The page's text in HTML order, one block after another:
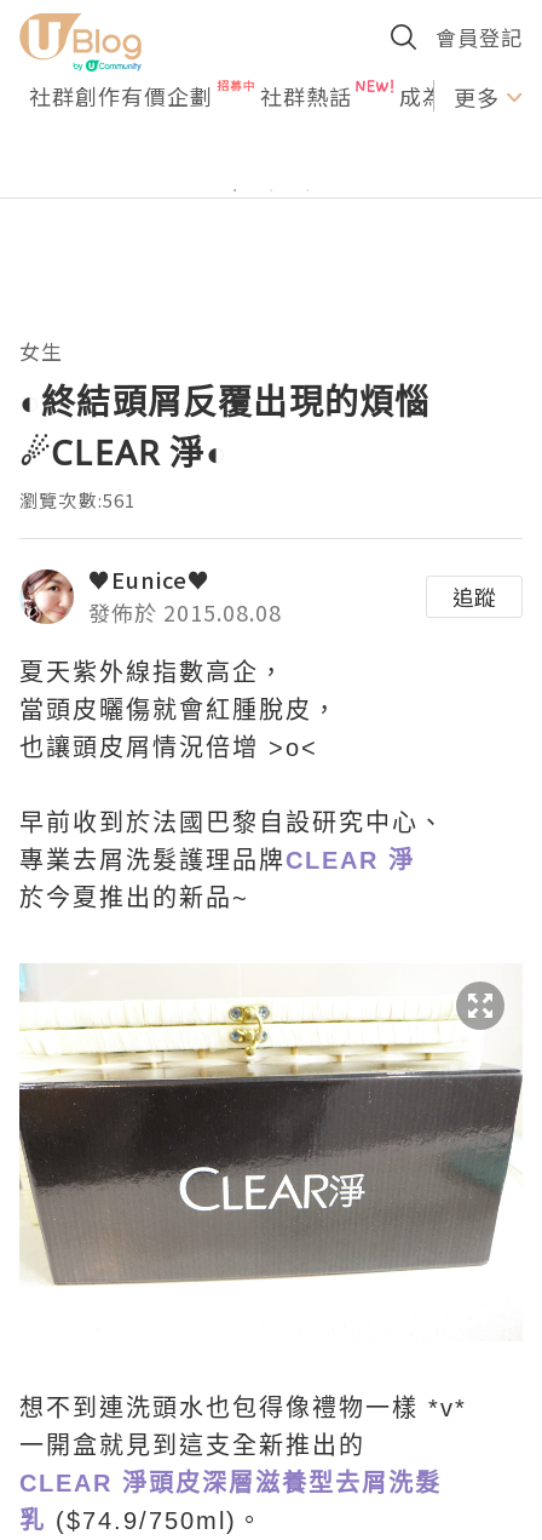
會員登記
社群創作有價企劃 社群熱話 成為U更多
女生
◐終結頭屑反覆出現的煩惱
☄CLEAR 淨◐
瀏覽次數:561
♥Eunice♥
發佈於 2015.08.08
追蹤
夏天紫外線指數高企，
當頭皮曬傷就會紅腫脫皮，
也讓頭皮屑情況倍增 >o<
早前收到於法國巴黎自設研究中心、
專業去屑洗髮護理品牌CLEAR 淨
於今夏推出的新品~
想不到連洗頭水也包得像禮物一樣 *v*
一開盒就見到這支全新推出的
CLEAR 淨頭皮深層滋養型去屑洗髮
乳 ($74.9/750ml)。